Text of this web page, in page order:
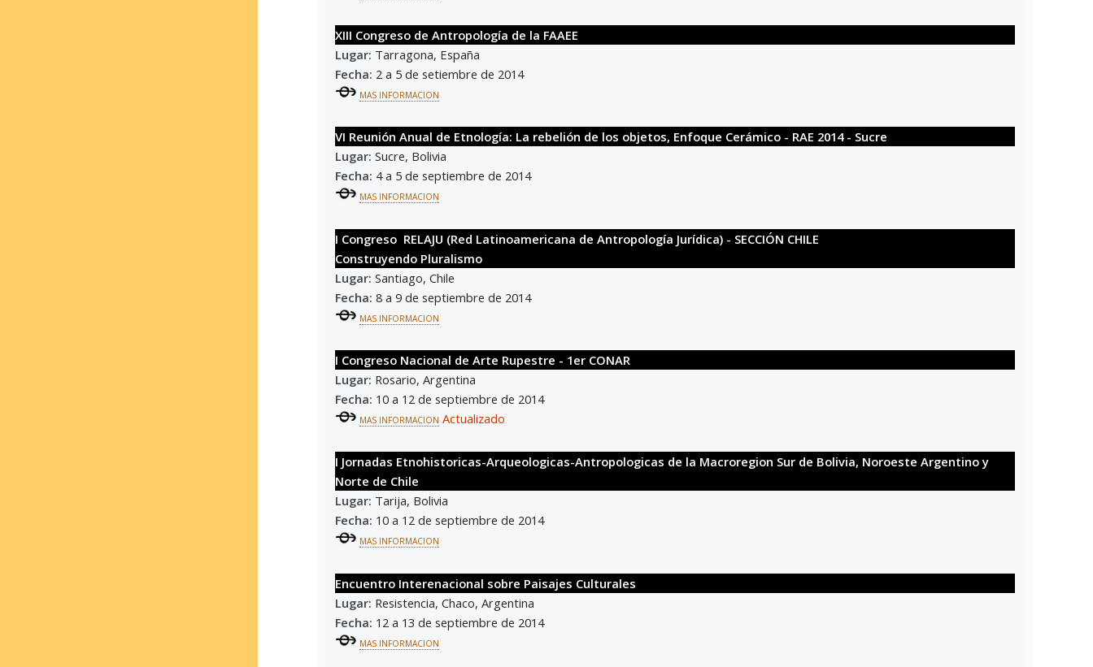
XIII Congreso de Antropología de la FAAEE
Lugar: Tarragona, España
Fecha: 2 a 5 de setiembre de 2014
MAS INFORMACION
VI Reunión Anual de Etnología: La rebelión de los objetos, Enfoque Cerámico - RAE 2014 - Sucre
Lugar: Sucre, Bolivia
Fecha: 4 a 5 de septiembre de 2014
MAS INFORMACION
I Congreso RELAJU (Red Latinoamericana de Antropología Jurídica) - SECCIÓN CHILE
Construyendo Pluralismo
Lugar: Santiago, Chile
Fecha: 8 a 9 de septiembre de 2014
MAS INFORMACION
I Congreso Nacional de Arte Rupestre - 1er CONAR
Lugar: Rosario, Argentina
Fecha: 10 a 12 de septiembre de 2014
MAS INFORMACION Actualizado
I Jornadas Etnohistoricas-Arqueologicas-Antropologicas de la Macroregion Sur de Bolivia, Noroeste Argentino y
Norte de Chile
Lugar: Tarija, Bolivia
Fecha: 10 a 12 de septiembre de 2014
MAS INFORMACION
Encuentro Interenacional sobre Paisajes Culturales
Lugar: Resistencia, Chaco, Argentina
Fecha: 12 a 13 de septiembre de 2014
MAS INFORMACION